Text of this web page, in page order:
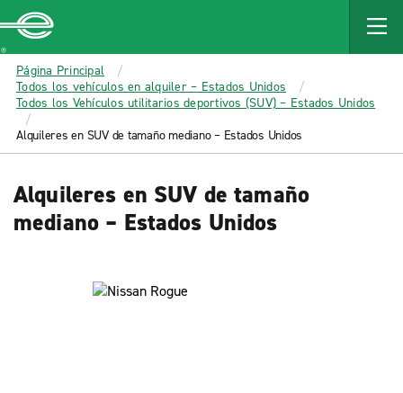
MAIN
CONTENT
Enterprise
Página Principal
Todos los vehículos en alquiler – Estados Unidos
Todos los Vehículos utilitarios deportivos (SUV) – Estados Unidos
Alquileres en SUV de tamaño mediano – Estados Unidos
Alquileres en SUV de tamaño
mediano – Estados Unidos